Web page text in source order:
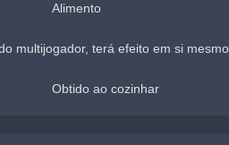
Alimento
multijogador, terá efeito em si mesmo.
Obtido ao cozinhar